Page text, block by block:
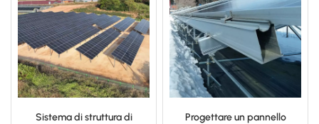
italiano
español
português
Sistema di struttura di
Progettare un pannello